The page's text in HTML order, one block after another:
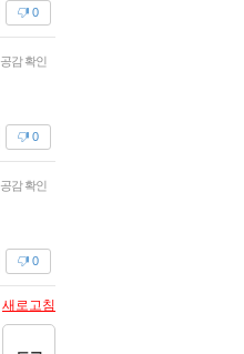
0
공감 확인
0
공감 확인
0
새로고침